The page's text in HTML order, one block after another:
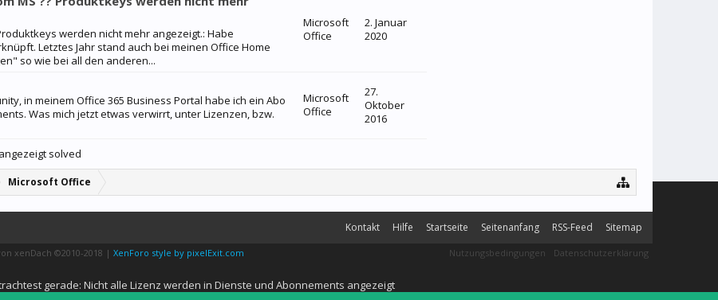
werden nicht mehr angezeigt.: Habe
Letztes Jahr stand auch bei meinen Office Home
so wie bei all den anderen...
Microsoft
Office
2. Januar
2020
in meinem Office 365 Business Portal habe ich ein Abo
Was mich jetzt etwas verwirrt, unter Lizenzen, bzw.
Microsoft
Office
27.
Oktober
2016
solved
Microsoft Office
Kontakt Hilfe Startseite Seitenanfang RSS-Feed Sitemap
Nutzungsbedingungen Datenschutzerklärung
xenDach ©2010-2018 | XenForo style by pixelExit.com
gerade: Nicht alle Lizenz werden in Dienste und Abonnements angezeigt